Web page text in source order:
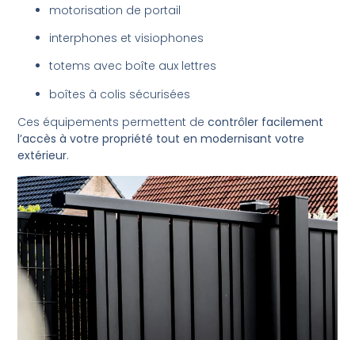
motorisation de portail
interphones et visiophones
totems avec boîte aux lettres
boîtes à colis sécurisées
Ces équipements permettent decontrôler facilement
l’accès à votre propriété tout en modernisant votre
extérieur.